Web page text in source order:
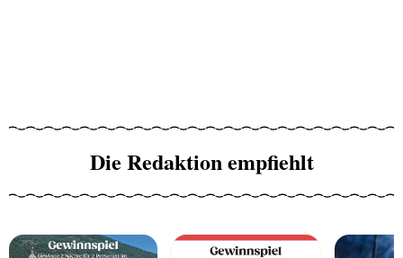
Die Redaktion empfiehlt